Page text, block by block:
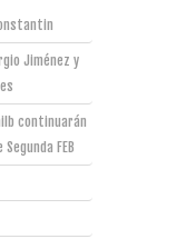
Jiménez y
continuarán
FEB